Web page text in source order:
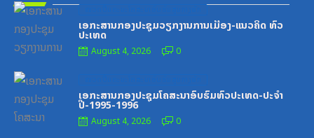
ເອກະສານກອງປະຊຸມວຽກງານການເມືອງ-ແນວຄິດ ທົ່ວ
ປະເທດ
on
August 4, 2026 0
ເອກະສານກອງປະຊຸມໂຄສະນາອົບຮົມທົ່ວປະເທດ-ປະຈໍາ
ປີ-1995-1996
on
August 4, 2026 0